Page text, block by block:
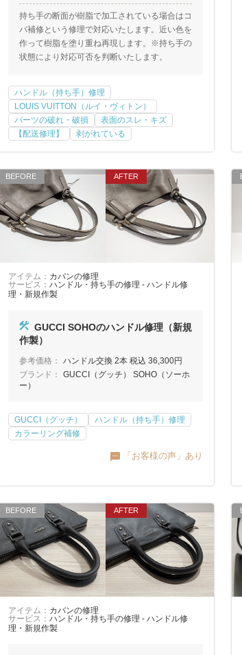
持ち手の断面が樹脂で加工されている場合はコ
バ補修という修理で対応いたします。近い色を
作って樹脂を塗り重ね再現します。※持ち手の
状態により対応可否を判断いたします。
ハンドル（持ち手）修理
LOUIS VUITTON（ルイ・ヴィトン）
パーツの破れ・破損
表面のスレ・キズ
【配送修理】
剥がれている
アイテム： カバンの修理
サービス： ハンドル・持ち手の修理 - ハンドル修
理・新規作製
GUCCI SOHOのハンドル修理（新規
作製）
参考価格：
ハンドル交換 2本 税込 36,300円
ブランド：
GUCCI（グッチ） SOHO（ソーホ
ー）
GUCCI（グッチ）
ハンドル（持ち手）修理
カラーリング補修
「お客様の声」あり
アイテム： カバンの修理
サービス： ハンドル・持ち手の修理 - ハンドル修
理・新規作製